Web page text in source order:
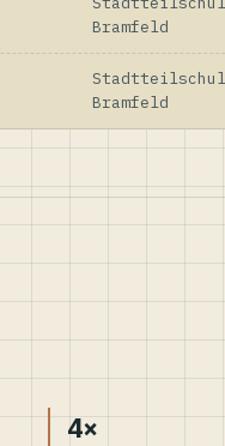
Bramfeld
Bramfeld
4×